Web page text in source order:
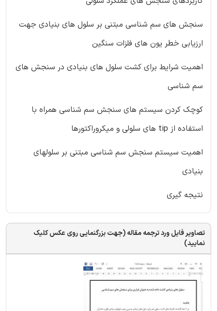
سنجش های سم شناسی مبتنی بر سلول های بنیادی جهت
ارزیابی خطر یون های فلزات سنگین
اهمیت شرایط برای کشت سلول های بنیادی در سنجش های
سم شناسی
کوچک کردن سیستم های سنجش سم شناسی همراه با
استفاده از tip های سلولی و میکروراکتورها
اهمیت سیستم سنجش سم شناسی مبتنی بر سلولهای
بنیادی
نتیجه گیری
تصاویر فایل ورد ترجمه مقاله (جهت بزرگنمایی روی عکس کلیک
نمایید)